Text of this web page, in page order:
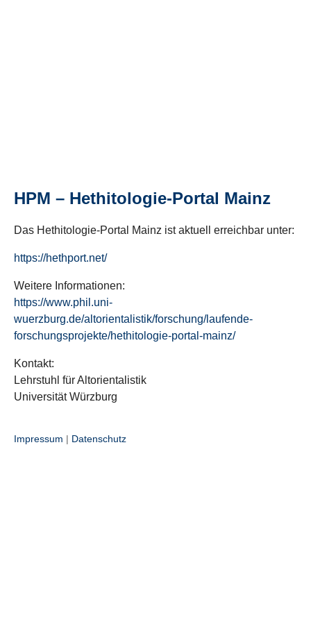
HPM – Hethitologie-Portal Mainz
Das Hethitologie-Portal Mainz ist aktuell erreichbar unter:
https://hethport.net/
Weitere Informationen:
https://www.phil.uni-
wuerzburg.de/altorientalistik/forschung/laufende-
forschungsprojekte/hethitologie-portal-mainz/
Kontakt:
Lehrstuhl für Altorientalistik
Universität Würzburg
Impressum | Datenschutz